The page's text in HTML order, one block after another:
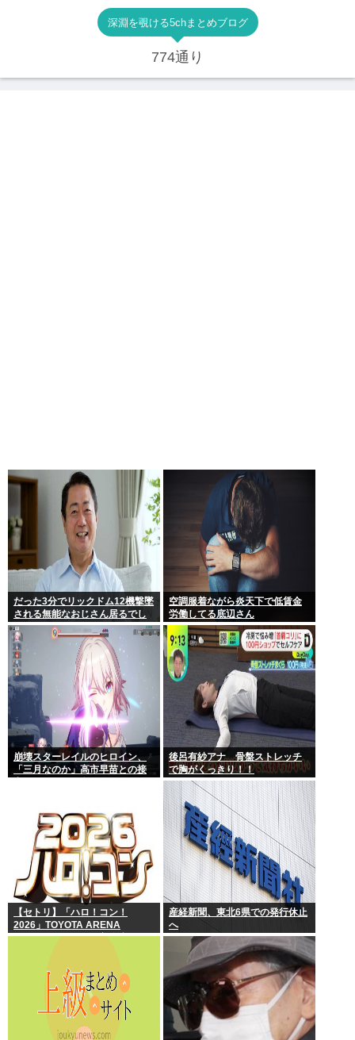
深淵を覗ける5chまとめブログ
774通り
だった3分でリックドム12機撃墜
される無能なおじさん居るでし
ょ
空調服着ながら炎天下で低賃金
労働してる底辺さん
崩壊スターレイルのヒロイン、
「三月なのか」高市早苗との接
後呂有紗アナ 骨盤ストレッチ
で胸がくっきり！！
【セトリ】「ハロ！コン！
2026」TOYOTA ARENA
TOKYO 8月8日昼・夜公演セッ
産経新聞、東北6県での発行休止
へ